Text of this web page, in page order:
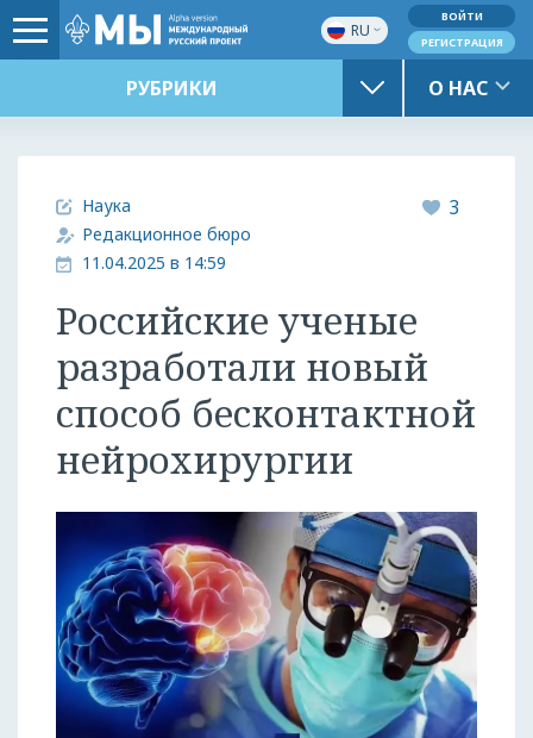
RU
ВОЙТИ
РЕГИСТРАЦИЯ
РУБРИКИ О НАС
Наука
Редакционное бюро
11.04.2025 в 14:59
3
Российские ученые
разработали новый
способ бесконтактной
нейрохирургии